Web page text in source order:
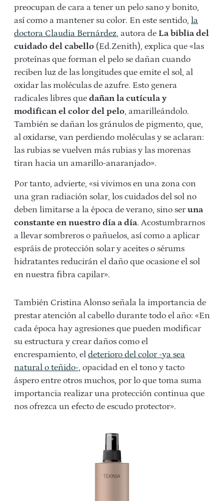
preocupan de cara a tener un pelo sano y bonito,
así como a mantener su color. En este sentido, la
doctora Claudia Bernárdez, autora de La biblia del
cuidado del cabello (Ed.Zenith), explica que «las
proteínas que forman el pelo se dañan cuando
reciben luz de las longitudes que emite el sol, al
oxidar las moléculas de azufre. Esto genera
radicales libres que dañan la cutícula y
modifican el color del pelo, amarilleándolo.
También se dañan los gránulos de pigmento, que,
al oxidarse, van perdiendo moléculas y se aclaran:
las rubias se vuelven más rubias y las morenas
tiran hacia un amarillo-anaranjado».
Por tanto, advierte, «si vivimos en una zona con
una gran radiación solar, los cuidados del sol no
deben limitarse a la época de verano, sino seruna
constante en nuestro día a día. Acostumbrarnos
a llevar sombreros o pañuelos, así como a aplicar
espráis de protección solar y aceites o sérums
hidratantes reducirán el daño que ocasione el sol
en nuestra fibra capilar».
También Cristina Alonso señala la importancia de
prestar atención al cabello durante todo el año: «En
cada época hay agresiones que pueden modificar
su estructura y crear daños como el
encrespamiento, el deterioro del color -ya sea
natural o teñido-, opacidad en el tono y tacto
áspero entre otros muchos, por lo que toma suma
importancia realizar una protección continua que
nos ofrezca un efecto de escudo protector».